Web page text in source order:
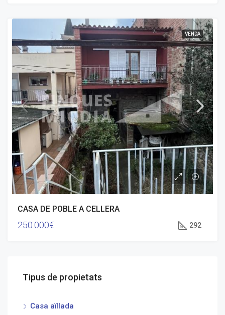
VENDA
CASA DE POBLE A CELLERA
250.000€ 292
Tipus de propietats
Casa aïllada